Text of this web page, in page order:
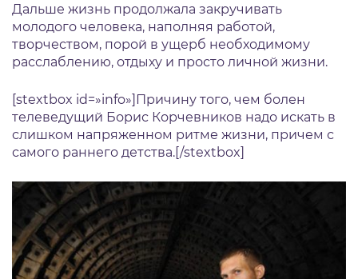
Дальше жизнь продолжала закручивать
молодого человека, наполняя работой,
творчеством, порой в ущерб необходимому
расслаблению, отдыху и просто личной жизни.
[stextbox id=»info»]Причину того, чем болен
телеведущий Борис Корчевников надо искать в
слишком напряженном ритме жизни, причем с
самого раннего детства.[/stextbox]